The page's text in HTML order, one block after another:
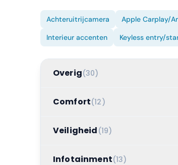
Achteruitrijcamera Apple Carplay/
Interieur accenten
Keyless entry/
Overig(30)
Comfort(12 )
Veiligheid (19)
Infotainment(13)